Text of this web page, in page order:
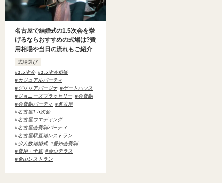
名古屋で結婚式の1.5次会を挙
げるならおすすめの式場は?費
用相場や当日の流れもご紹介
式場選び
1.5次会
1.5次会相談
カジュアルパーティ
グリリアパージナ
ゲートハウス
ジョニーズブラッセリー
会費制
会費制パーティ
名古屋
名古屋1.5次会
名古屋ウエディング
名古屋会費制パーティ
名古屋駅直結レストラン
少人数結婚式
愛知会費制
費用・予算
金山テラス
金山レストラン